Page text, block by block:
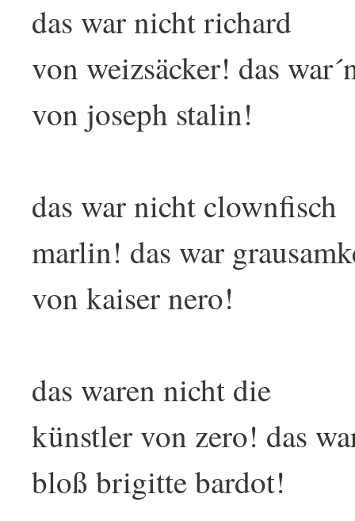
das war nicht richard
von weizsäcker! das
von joseph stalin!
das war nicht clownfisch
marlin! das war
von kaiser nero!
das waren nicht die
künstler von zero! das
bloß brigitte bardot!